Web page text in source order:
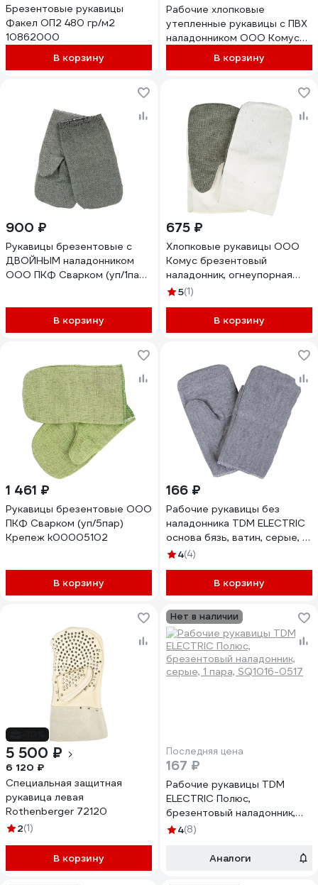
Брезентовые рукавицы
Факел ОП2 480 гр/м2
10862000
В корзину
Рабочие хлопковые
утепленные рукавицы с ПВХ
наладонником ООО Комус
белые, 240 г/кв.м, 5 пар
В корзину
900 ₽
Рукавицы брезентовые с
ДВОЙНЫМ наладонником
ООО ПКФ Сварком (уп/1пар.)
В корзину
675 ₽
Хлопковые рукавицы ООО
Комус брезентовый
наладонник, огнеупорная
пропитка, плотность 220
5(1)
В корзину
1 461 ₽
Рукавицы брезентовые ООО
ПКФ Сварком (уп/5пар)
Крепеж k00005102
В корзину
166 ₽
Рабочие рукавицы без
наладонника TDM ELECTRIC
основа бязь, ватин, серые, 1
пара, серия "Полюс" SQ1016-
4(4)
В корзину
5 500 ₽
6 120 ₽
Специальная защитная
рукавица левая
Rothenberger 72120
2(1)
В корзину
Нет в наличии
Последняя цена
167 ₽
Рабочие рукавицы TDM
ELECTRIC Полюс,
брезентовый наладонник,
серые, 1 пара, SQ1016-0517
4(8)
Аналоги